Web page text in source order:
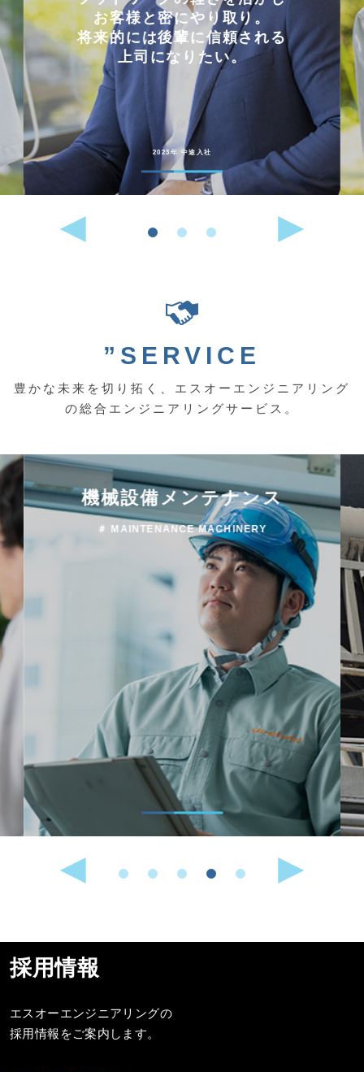
お客様と密にやり取り。
将来的には後輩に信頼される
上司になりたい。
2023年 中途入社
”SERVICE
豊かな未来を切り拓く、エスオーエンジニアリング
の総合エンジニアリングサービス。
機械設備メンテナンス
＃ MAINTENANCE MACHINERY
採用情報
エスオーエンジニアリングの
採用情報をご案内します。